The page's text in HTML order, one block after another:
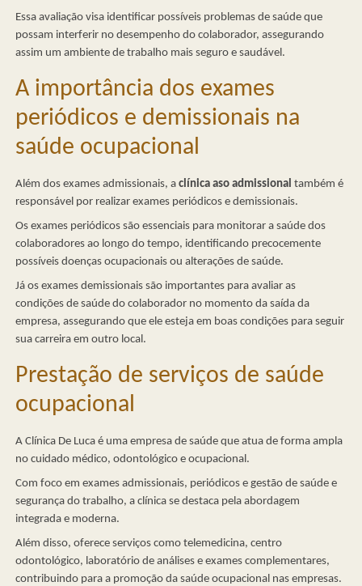
Essa avaliação visa identificar possíveis problemas de saúde que
possam interferir no desempenho do colaborador, assegurando
assim um ambiente de trabalho mais seguro e saudável.
A importância dos exames
periódicos e demissionais na
saúde ocupacional
Além dos exames admissionais, aclínica aso admissional também é
responsável por realizar exames periódicos e demissionais.
Os exames periódicos são essenciais para monitorar a saúde dos
colaboradores ao longo do tempo, identificando precocemente
possíveis doenças ocupacionais ou alterações de saúde.
Já os exames demissionais são importantes para avaliar as
condições de saúde do colaborador no momento da saída da
empresa, assegurando que ele esteja em boas condições para seguir
sua carreira em outro local.
Prestação de serviços de saúde
ocupacional
A Clínica De Luca é uma empresa de saúde que atua de forma ampla
no cuidado médico, odontológico e ocupacional.
Com foco em exames admissionais, periódicos e gestão de saúde e
segurança do trabalho, a clínica se destaca pela abordagem
integrada e moderna.
Além disso, oferece serviços como telemedicina, centro
odontológico, laboratório de análises e exames complementares,
contribuindo para a promoção da saúde ocupacional nas empresas.